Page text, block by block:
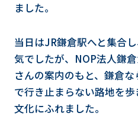
ました。
当日はJR鎌倉駅へと集合
気でしたが、NOP法人鎌
さんの案内のもと、鎌倉
で行き止まらない路地を
文化にふれました。